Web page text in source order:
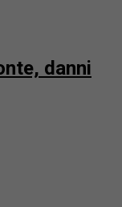
danni